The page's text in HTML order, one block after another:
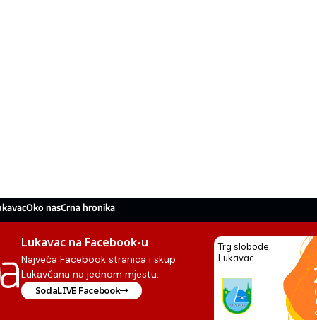
Oko nasCrna hronika
Lukavac na Facebook-u
Najveća Facebook stranica i skup
Lukavčana na jednom mjestu.
SodaLIVE Facebook